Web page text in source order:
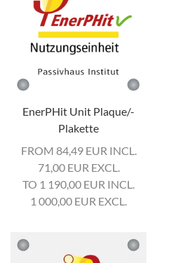
EnerPHit Unit Plaque/-
Plakette
FROM 84,49 EUR INCL.
71,00 EUR EXCL.
TO 1 190,00 EUR INCL.
1 000,00 EUR EXCL.